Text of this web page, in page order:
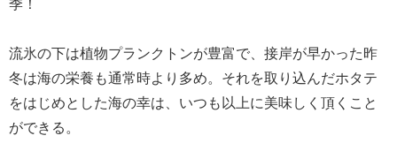
流氷の下は植物プランクトンが豊富で、接岸が早かった昨
冬は海の栄養も通常時より多め。それを取り込んだホタテ
をはじめとした海の幸は、いつも以上に美味しく頂くこと
ができる。